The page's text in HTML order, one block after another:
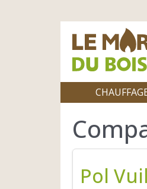
Pol